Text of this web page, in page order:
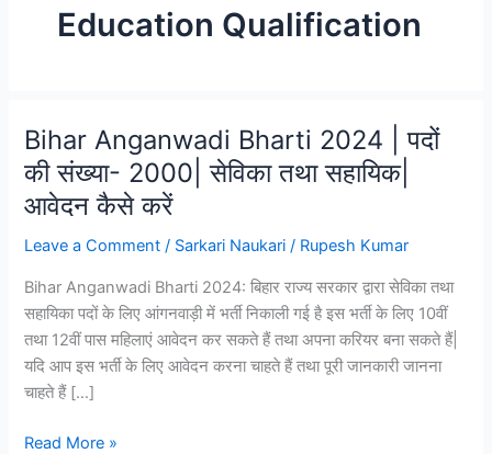
Education Qualification
Bihar Anganwadi Bharti 2024 | पदों
की संख्या- 2000| सेविका तथा सहायिक|
आवेदन कैसे करें
Leave a Comment / Sarkari Naukari / Rupesh Kumar
Bihar Anganwadi Bharti 2024: बिहार राज्य सरकार द्वारा सेविका तथा
सहायिका पदों के लिए आंगनवाड़ी में भर्ती निकाली गई है इस भर्ती के लिए 10वीं
तथा 12वीं पास महिलाएं आवेदन कर सकते हैं तथा अपना करियर बना सकते हैं|
यदि आप इस भर्ती के लिए आवेदन करना चाहते हैं तथा पूरी जानकारी जानना
चाहते हैं […]
Bihar
Read More »